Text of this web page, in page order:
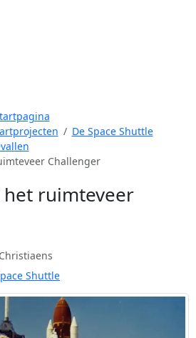
De Space Shuttle
Challenger
ruimteveer
Shuttle